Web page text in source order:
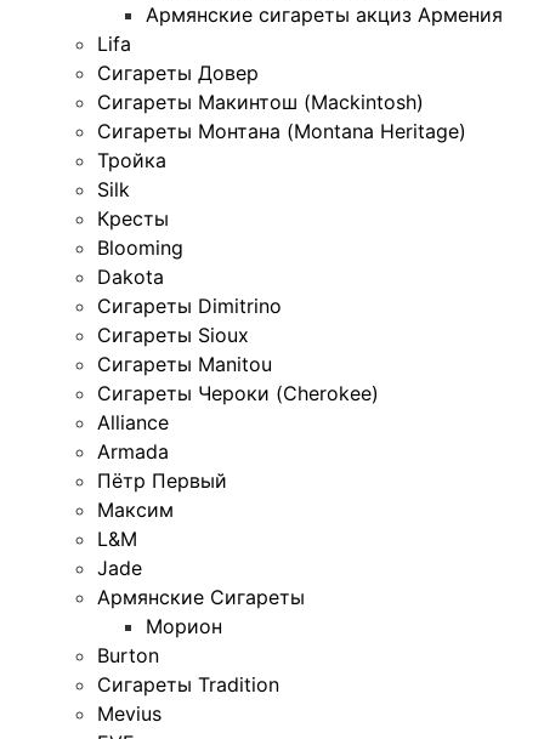
Армянские сигареты акциз Армения
Lifa
Сигареты Довер
Сигареты Макинтош (Mackintosh)
Сигареты Монтана (Montana Heritage)
Тройка
Silk
Кресты
Blooming
Dakota
Сигареты Dimitrino
Сигареты Sioux
Сигареты Manitou
Сигареты Чероки (Cherokee)
Alliance
Armada
Пётр Первый
Максим
L&M
Jade
Армянские Сигареты
Морион
Burton
Сигареты Tradition
Mevius